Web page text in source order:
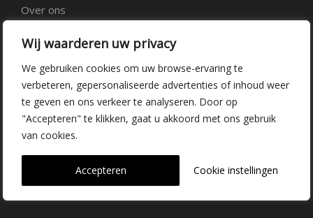
Wij waarderen uw privacy
We gebruiken cookies om uw browse-ervaring te
verbeteren, gepersonaliseerde advertenties of inhoud weer
te geven en ons verkeer te analyseren. Door op
"Accepteren" te klikken, gaat u akkoord met ons gebruik
van cookies.
Cookie instellingen
Accepteren
Over ons
Vacatures
Contact
Kwekerij Delfgauw
Vrederustlaan 10
2645 AW Delfgauw